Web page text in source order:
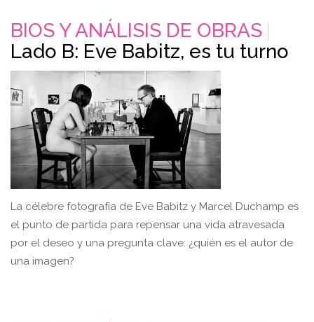
BIOS Y ANÁLISIS DE OBRAS
Lado B: Eve Babitz, es tu turno
La célebre fotografía de Eve Babitz y Marcel Duchamp es
el punto de partida para repensar una vida atravesada
por el deseo y una pregunta clave: ¿quién es el autor de
una imagen?